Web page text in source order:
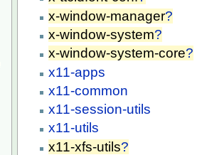
x-window-manager?
x-window-system?
x-window-system-core?
x11-apps
x11-common
x11-session-utils
x11-utils
x11-xfs-utils?